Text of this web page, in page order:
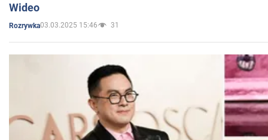
Wideo
Rozrywka03.03.2025 15:46 31